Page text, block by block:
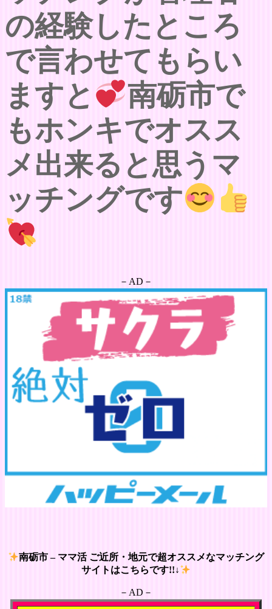
の経験したところ
で言わせてもらい
ますと
南砺市で
もホンキでオスス
メ出来ると思うマ
ッチングです
－AD－
南砺市 – ママ活 ご近所・地元で超オススメなマッチング
サイトはこちらです!!↓
－AD－